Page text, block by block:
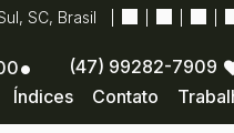
, SC, Brasil
Contato
Índices
(47) 99282-7909